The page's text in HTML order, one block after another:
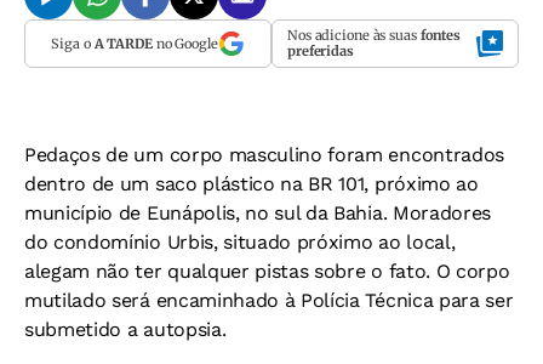
Siga o A TARDEno Google Nos adicione às suas fontes
preferidas
Pedaços de um corpo masculino foram encontrados
dentro de um saco plástico na BR 101, próximo ao
município de Eunápolis, no sul da Bahia. Moradores
do condomínio Urbis, situado próximo ao local,
alegam não ter qualquer pistas sobre o fato. O corpo
mutilado será encaminhado à Polícia Técnica para ser
submetido a autopsia.